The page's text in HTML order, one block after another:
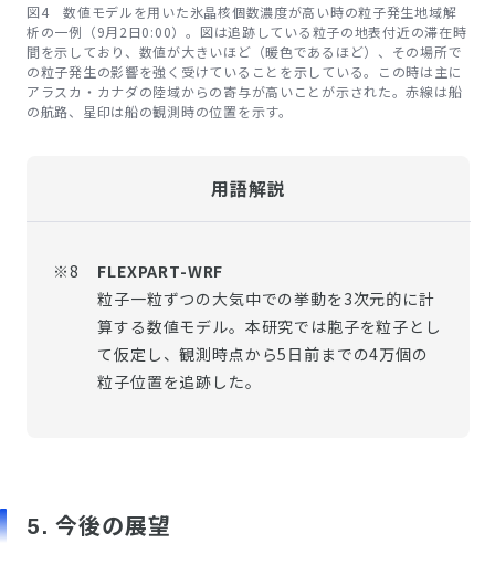
図4 数値モデルを用いた氷晶核個数濃度が高い時の粒子発生地域解
析の一例（9月2日0:00）。図は追跡している粒子の地表付近の滞在時
間を示しており、数値が大きいほど（暖色であるほど）、その場所で
の粒子発生の影響を強く受けていることを示している。この時は主に
アラスカ・カナダの陸域からの寄与が高いことが示された。赤線は船
の航路、星印は船の観測時の位置を示す。
用語解説
※8
FLEXPART-WRF
粒子一粒ずつの大気中での挙動を3次元的に計
算する数値モデル。本研究では胞子を粒子とし
て仮定し、観測時点から5日前までの4万個の
粒子位置を追跡した。
5. 今後の展望